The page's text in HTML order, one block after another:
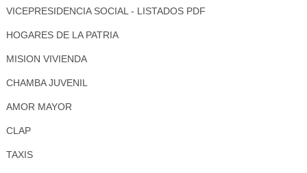
VICEPRESIDENCIA SOCIAL - LISTADOS PDF
HOGARES DE LA PATRIA
MISION VIVIENDA
CHAMBA JUVENIL
AMOR MAYOR
CLAP
TAXIS